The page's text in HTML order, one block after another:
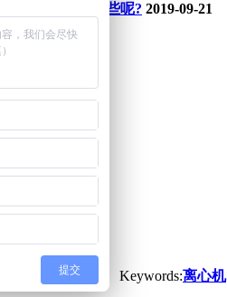
心机设备都有哪些呢? 2019-09-21
Keywords:离心机
提交